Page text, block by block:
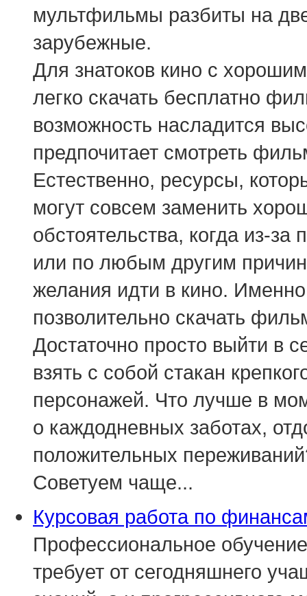
мультфильмы разбиты на
зарубежные.
Для знатоков кино с
легко скачать бесплатно
возможность насладится
предпочитает смотреть
Естественно, ресурсы,
могут совсем заменить
обстоятельства, когда из-
или по любым другим
желания идти в кино.
позволительно скачать
Достаточно просто выйти в
взять с собой стакан
персонажей. Что лучше в
о каждодневных заботах,
положительных
Советуем чаще...
Курсовая работа по
Профессиональное
требует от сегодняшнего